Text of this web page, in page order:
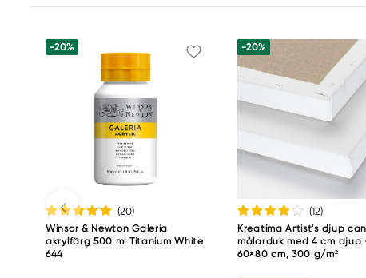
export@holtz-gmbh.de
Tillverkare
Too Marker Products Inc.
Meguro Higashiyama Bldg., 1-4-4 Higashiyama,
Tokyo 153-0043 Japan
www.toomarker.co.jp
-20%
(20)
Winsor & Newton Galeria
akrylfärg 500 ml Titanium White
644
-20%
(12)
Kreatima Artist's djup
målarduk med 4 cm djup
60×80 cm, 300 g/m²